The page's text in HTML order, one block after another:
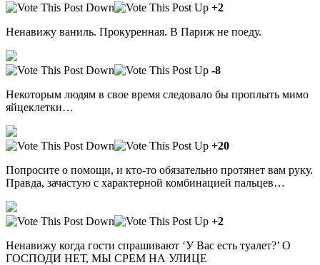
+2
Ненавижу ваниль. Прокуренная. В Париж не поеду.
-8
Некоторым людям в свое время следовало бы проплыть мимо
яйцеклетки…
+20
Попросите о помощи, и кто-то обязательно протянет вам руку.
Правда, зачастую с характерной комбинацией пальцев…
+2
Ненавижу когда гости спрашивают ‘У Вас есть туалет?’ О
ГОСПОДИ НЕТ, МЫ СРЕМ НА УЛИЦЕ